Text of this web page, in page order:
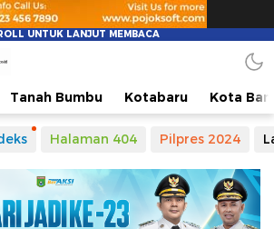
Tanah Bumbu Kotabaru Kota
Halaman 404 Pilpres 2024